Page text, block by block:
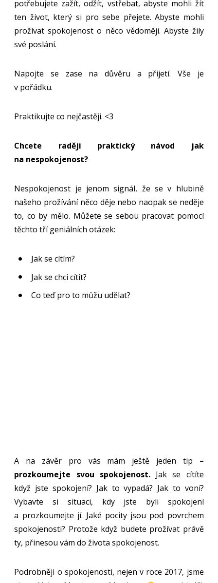
potřebujete zažít, odžít, vstřebat, abyste mohli žít
ten život, který si pro sebe přejete. Abyste mohli
prožívat spokojenost o něco vědoměji. Abyste žily
své poslání.
Napojte se zase na důvěru a přijetí. Vše je
v pořádku.
Praktikujte co nejčastěji. <3
Chcete raději praktický návod jak
na nespokojenost?
Nespokojenost je jenom signál, že se v hlubině
našeho prožívání něco děje nebo naopak se neděje
to, co by mělo. Můžete se sebou pracovat pomocí
těchto tří geniálních otázek:
Jak se cítím?
Jak se chci cítit?
Co teď pro to můžu udělat?
A na závěr pro vás mám ještě jeden tip –
prozkoumejte svou spokojenost.Jak se cítíte
když jste spokojení? Jak to vypadá? Jak to voní?
Vybavte si situaci, kdy jste byli spokojení
a prozkoumejte jí. Jaké pocity jsou pod povrchem
spokojenosti? Protože když budete prožívat právě
ty, přinesou vám do života spokojenost.
Podrobněji o spokojenosti, nejen v roce 2017, jsme